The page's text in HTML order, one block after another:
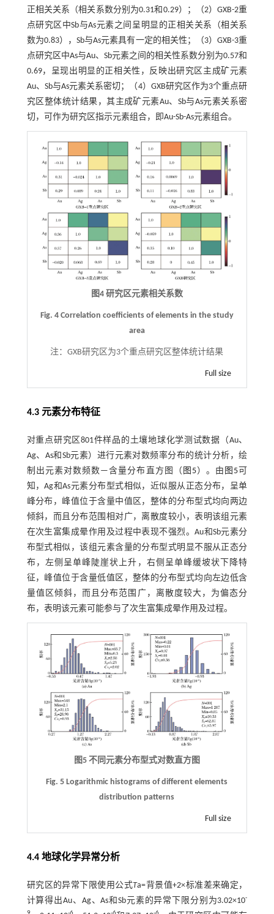
正相关关系（相关系数分别为0.31和0.29）；（2）GXB-2重
点研究区中Sb与As元素之间呈明显的正相关关系（相关系
数为0.83），Sb与As元素具有一定的相关性；（3）GXB-3重
点研究区中As与Au、Sb元素之间的相关性系数分别为0.57和
0.69，呈现出明显的正相关性，反映出研究区主成矿元素
Au、Sb与As元素关系密切；（4）GXB研究区作为3个重点研
究区整体统计结果，其主成矿元素Au、Sb与As元素关系密
切，可作为研究区指示元素组合，即Au-Sb-As元素组合。
图4 研究区元素相关系数
Fig. 4 Correlation coefficients of elements in the study
area
注：GXB研究区为3个重点研究区整体统计结果
Full size
4.3 元素分布特征
对重点研究区801件样品的土壤地球化学测试数据（Au、
Ag、As和Sb元素）进行元素对数频率分布的统计分析，绘
制出元素对数频数—含量分布直方图（ 图5）。由 图5 可
知，Ag和As元素分布型式相似，近似服从正态分布，呈单
峰分布，峰值位于含量中值区，整体的分布型式均向两边
倾斜，而且分布范围相对广，离散度较小，表明该组元素
在次生富集成晕作用及过程中表现不强烈。Au和Sb元素分
布型式相似，该组元素含量的分布型式明显不服从正态分
布，左侧呈单峰陡崖状上升，右侧呈单峰缓坡状下降特
征，峰值位于含量低值区，整体的分布型式均向左边低含
量值区倾斜，而且分布范围广，离散度较大，为偏态分
布，表明该元素可能参与了次生富集成晕作用及过程。
图5 不同元素分布型式对数直方图
Fig. 5 Logarithmic histograms of different elements
distribution patterns
Full size
4.4 地球化学异常分析
研究区的异常下限使用公式Ta=背景值+2×标准差来确定，
计算得出Au、Ag、As和Sb元素的异常下限分别为3.02×10-